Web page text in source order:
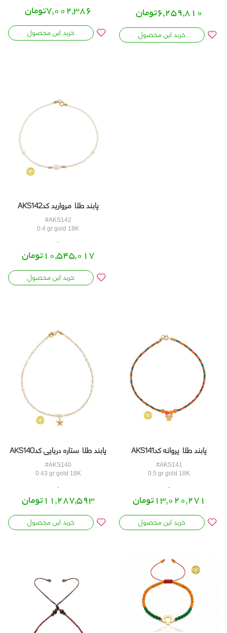
6,259,810تومان
خرید این محصول
7,002,386تومان
خرید این محصول
پابند طلا مروارید کدAKS142
#AKS142
0.4 gr gold 18K
10,545,017تومان
خرید این محصول
پابند طلا پروانه کدAKS141
#AKS141
0.5 gr gold 18K
13,020,271تومان
خرید این محصول
پابند طلا ستاره دریایی کدAKS140
#AKS140
0.43 gr gold 18K
11,287,593تومان
خرید این محصول